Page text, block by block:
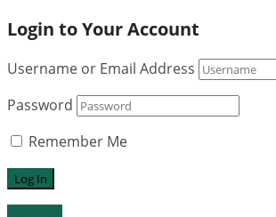
Login to Your Account
Username or Email Address
Password
Remember Me